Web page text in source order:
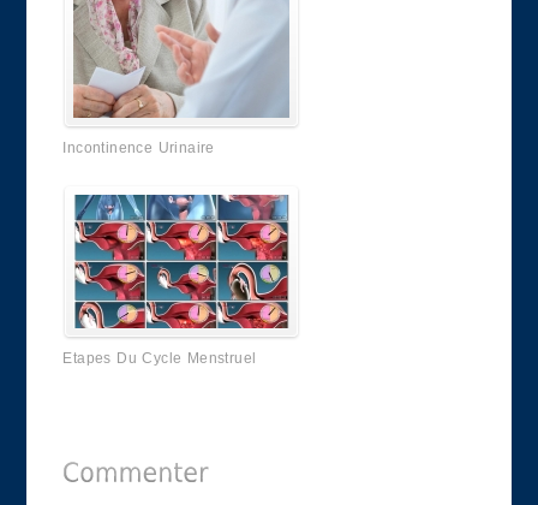
Incontinence Urinaire
Etapes Du Cycle Menstruel